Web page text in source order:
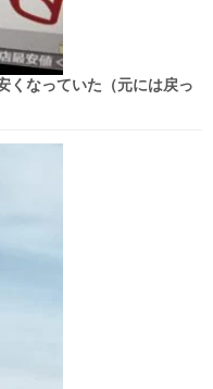
くなっていた（元には戻っ